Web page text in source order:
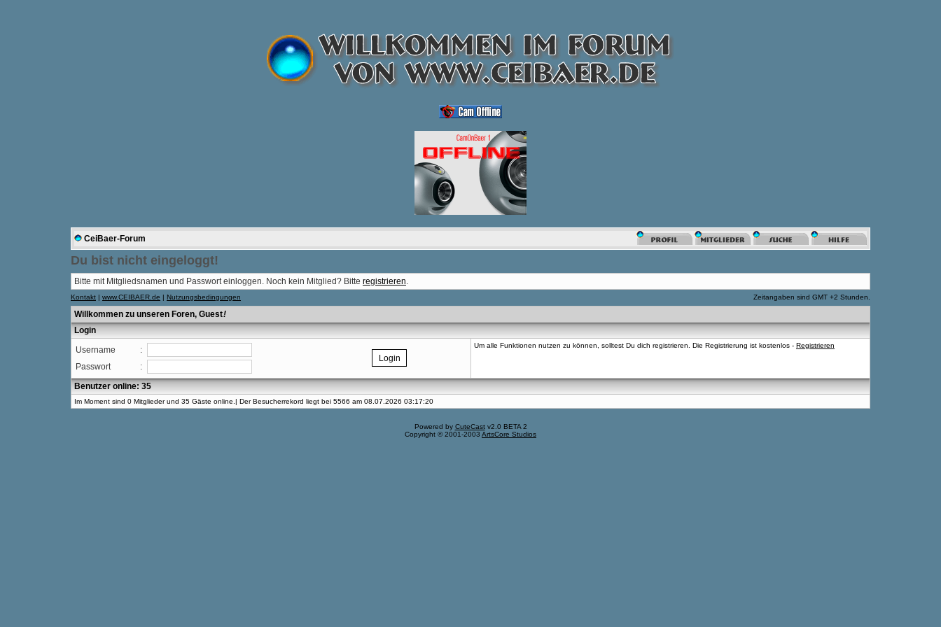
CeiBaer-Forum
Du bist nicht eingeloggt!
Bitte mit Mitgliedsnamen und Passwort einloggen. Noch kein Mitglied? Bitte registrieren.
Kontakt | www.CEIBAER.de | Nutzungsbedingungen Zeitangaben sind GMT +2 Stunden.
Willkommen zu unseren Foren, Guest!
Login
Username
:
Passwort
:
Um alle Funktionen nutzen zu können, solltest Du dich registrieren. Die Registrierung ist kostenlos - Registrieren
Benutzer online: 35
Im Moment sind 0 Mitglieder und 35 Gäste online.| Der Besucherrekord liegt bei 5566 am 08.07.2026 03:17:20
Powered by CuteCastv2.0 BETA 2
Copyright © 2001-2003 ArtsCore Studios